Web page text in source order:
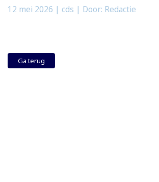
12 mei 2026 | cds | Door: Redactie
Ga terug